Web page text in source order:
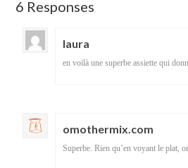
6 Responses
laura
en voilà une superbe assiette qui
omothermix.com
Superbe. Rien qu’en voyant le plat,